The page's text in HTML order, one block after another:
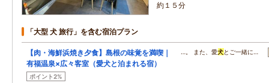
約１５分
「大型 犬 旅行」を含む宿泊プラン
【肉・海鮮浜焼き夕食】島根の味覚を満喫｜
有福温泉×広々客室（愛犬と泊まれる宿）
ポイント2%
…。 また、愛犬とご一緒に…